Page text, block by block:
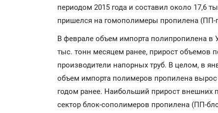
периодом 2015 года и составил около 17,6
пришелся на гомополимеры пропилена (ПП-
В феврале объем импорта полипропилена в
тыс. тонн месяцем ранее, прирост объемов
производители напорных труб. В целом, в
объем импорта полимеров пропилена вырос
годом ранее. Наибольший прирост внешних
сектор блок-сополимеров пропилена (ПП-